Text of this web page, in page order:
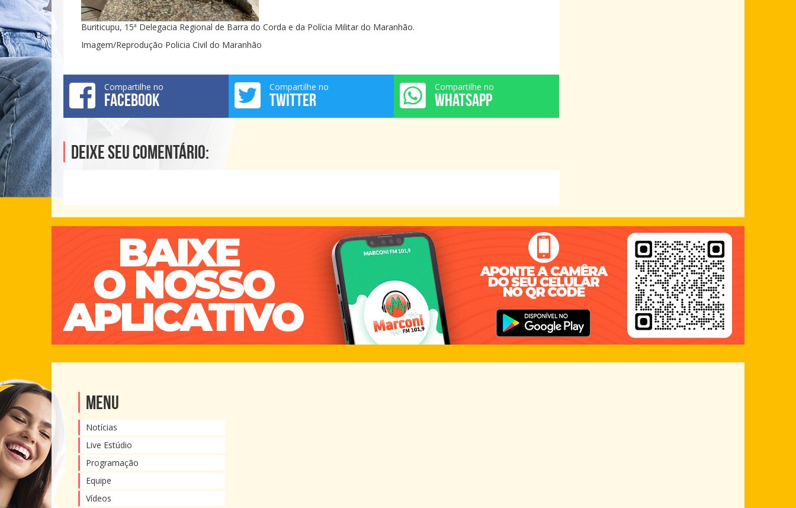
Buriticupu, 15ª Delegacia Regional de Barra do Corda e da Polícia Militar do Maranhão.
Imagem/Reprodução Policia Civil do Maranhão
Compartilhe no
FACEBOOK
Compartilhe no
TWITTER
Compartilhe no
WHATSAPP
Deixe seu comentário:
Menu
Notícias
Live Estúdio
Programação
Equipe
Vídeos